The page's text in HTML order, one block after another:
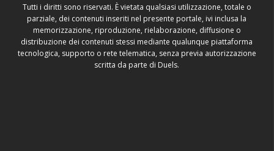
Tutti i diritti sono riservati. È vietata qualsiasi utilizzazione, totale o
parziale, dei contenuti inseriti nel presente portale, ivi inclusa la
memorizzazione, riproduzione, rielaborazione, diffusione o
distribuzione dei contenuti stessi mediante qualunque piattaforma
tecnologica, supporto o rete telematica, senza previa autorizzazione
scritta da parte di Duels.